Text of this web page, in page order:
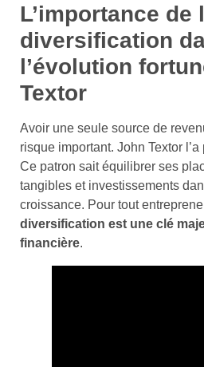
L’importance de
diversification
l’évolution
Textor
Avoir une seule source de
risque important. John Textor
Ce patron sait équilibrer ses
tangibles et investissements
croissance. Pour tout
diversification est une clé
financière.